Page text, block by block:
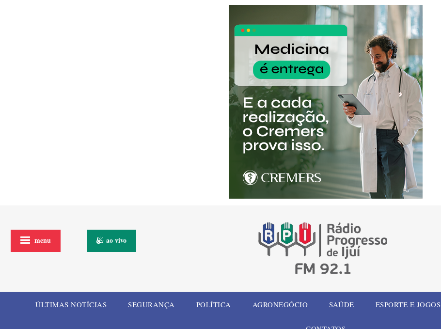
menu ao vivo
ÚLTIMAS NOTÍCIAS SEGURANÇA POLÍTICA AGRONEGÓCIO SAÚDE ESPORTE E JOGOS